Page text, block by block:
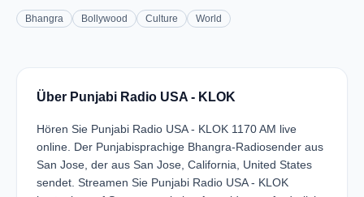
Bhangra Bollywood Culture World
Über Punjabi Radio USA - KLOK
Hören Sie Punjabi Radio USA - KLOK 1170 AM live
online. Der Punjabisprachige Bhangra-Radiosender aus
San Jose, der aus San Jose, California, United States
sendet. Streamen Sie Punjabi Radio USA - KLOK